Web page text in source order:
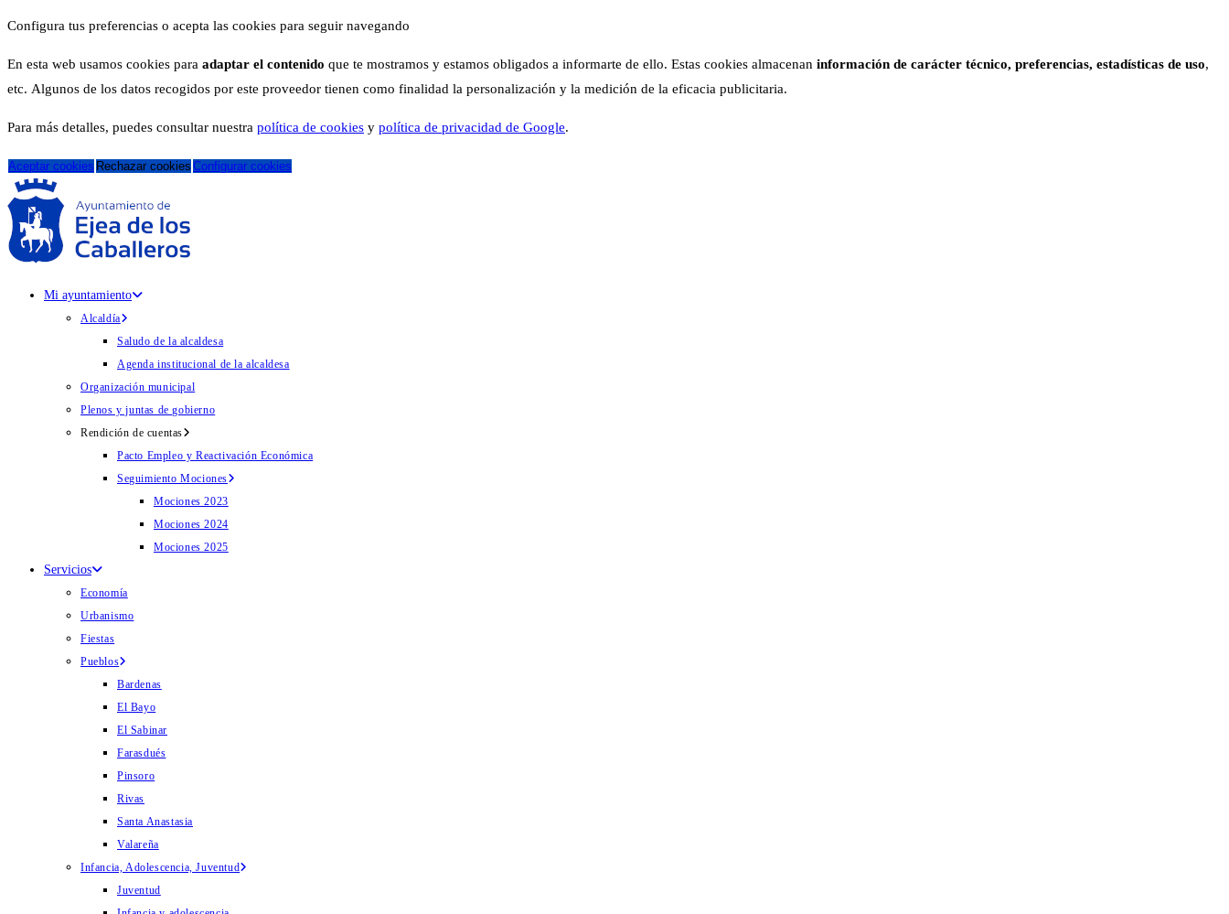
Configura tus preferencias o acepta las cookies para seguir navegando
En esta web usamos cookies para adaptar el contenido que te mostramos y estamos obligados a informarte de ello. Estas cookies almacenan información de carácter técnico, preferencias, estadísticas de uso,
etc. Algunos de los datos recogidos por este proveedor tienen como finalidad la personalización y la medición de la eficacia publicitaria.
Para más detalles, puedes consultar nuestra política de cookies y política de privacidad de Google.
Aceptar cookies Rechazar cookies Configurar cookies
Mi ayuntamiento
Alcaldía
Saludo de la alcaldesa
Agenda institucional de la alcaldesa
Organización municipal
Plenos y juntas de gobierno
Rendición de cuentas
Pacto Empleo y Reactivación Económica
Seguimiento Mociones
Mociones 2023
Mociones 2024
Mociones 2025
Servicios
Economía
Urbanismo
Fiestas
Pueblos
Bardenas
El Bayo
El Sabinar
Farasdués
Pinsoro
Rivas
Santa Anastasia
Valareña
Infancia, Adolescencia, Juventud
Juventud